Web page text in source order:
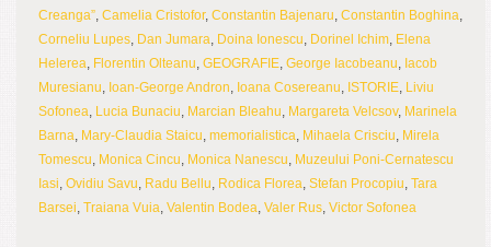
Creanga”, Camelia Cristofor, Constantin Bajenaru, Constantin Boghina,
Corneliu Lupes, Dan Jumara, Doina Ionescu, Dorinel Ichim, Elena
Helerea, Florentin Olteanu, GEOGRAFIE, George Iacobeanu, Iacob
Muresianu, Ioan-George Andron, Ioana Cosereanu, ISTORIE, Liviu
Sofonea, Lucia Bunaciu, Marcian Bleahu, Margareta Velcsov, Marinela
Barna, Mary-Claudia Staicu, memorialistica, Mihaela Crisciu, Mirela
Tomescu, Monica Cincu, Monica Nanescu, Muzeului Poni-Cernatescu
Iasi, Ovidiu Savu, Radu Bellu, Rodica Florea, Stefan Procopiu, Tara
Barsei, Traiana Vuia, Valentin Bodea, Valer Rus, Victor Sofonea